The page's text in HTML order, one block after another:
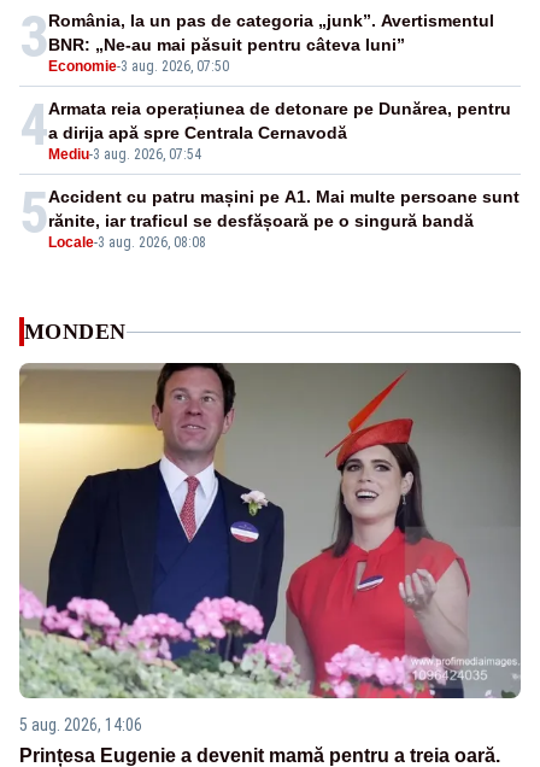
3 Economie-3 aug. 2026, 07:50
România, la un pas de categoria „junk”. Avertismentul
BNR: „Ne-au mai păsuit pentru câteva luni”
4 Mediu-3 aug. 2026, 07:54
Armata reia operațiunea de detonare pe Dunărea, pentru
a dirija apă spre Centrala Cernavodă
5 Locale-3 aug. 2026, 08:08
Accident cu patru mașini pe A1. Mai multe persoane sunt
rănite, iar traficul se desfășoară pe o singură bandă
MONDEN
5 aug. 2026, 14:06
Prințesa Eugenie a devenit mamă pentru a treia oară.